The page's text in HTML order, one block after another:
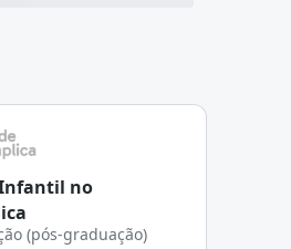
no
(pós-graduação)